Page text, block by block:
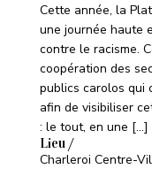
Cette année, la
une journée haute
contre le racisme.
coopération des
publics carolos qui
afin de visibiliser
: le tout, en une […]
Lieu /
Charleroi Centre-